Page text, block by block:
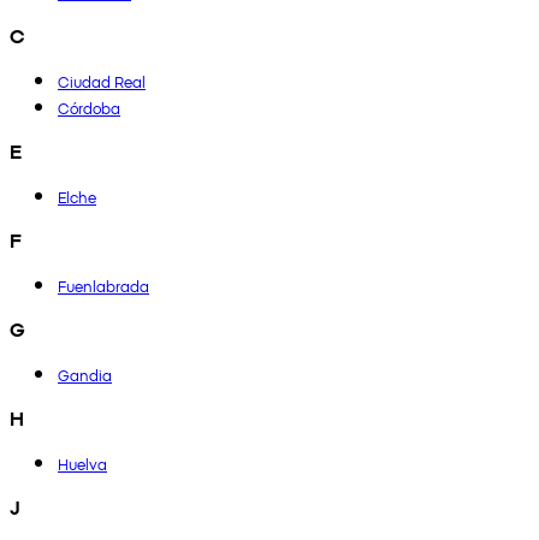
C
Ciudad Real
Córdoba
E
Elche
F
Fuenlabrada
G
Gandia
H
Huelva
J